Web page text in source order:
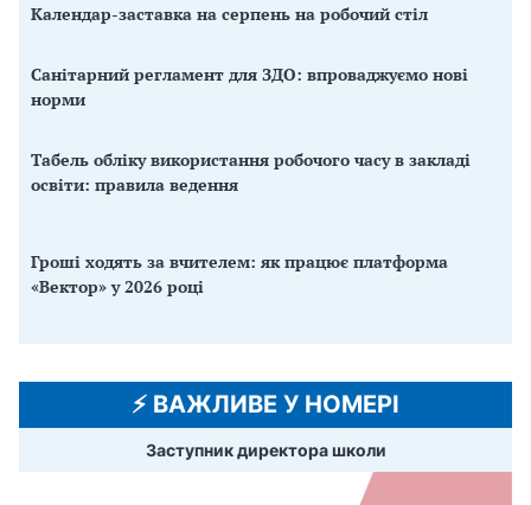
Календар-заставка на серпень на робочий стіл
Санітарний регламент для ЗДО: впроваджуємо нові
норми
Табель обліку використання робочого часу в закладі
освіти: правила ведення
Гроші ходять за вчителем: як працює платформа
«Вектор» у 2026 році
⚡️ ВАЖЛИВЕ У НОМЕРІ
Заступник директора школи